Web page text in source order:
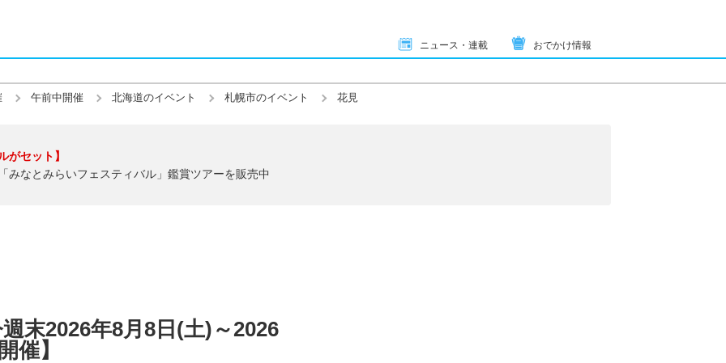
ニュース・連載 おでかけ情報
午前中開催 北海道のイベント 札幌市のイベント 花見
がセット】
みなとみらいフェスティバル」鑑賞ツアーを販売中
末2026年8月8日(土)～2026
催】